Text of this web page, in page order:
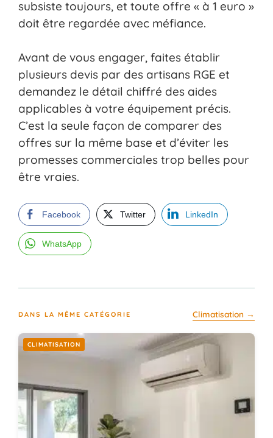
subsiste toujours, et toute offre « à 1 euro »
doit être regardée avec méfiance.
Avant de vous engager, faites établir
plusieurs devis par des artisans RGE et
demandez le détail chiffré des aides
applicables à votre équipement précis.
C’est la seule façon de comparer des
offres sur la même base et d’éviter les
promesses commerciales trop belles pour
être vraies.
Facebook Twitter LinkedIn
WhatsApp
DANS LA MÊME CATÉGORIE Climatisation →
CLIMATISATION